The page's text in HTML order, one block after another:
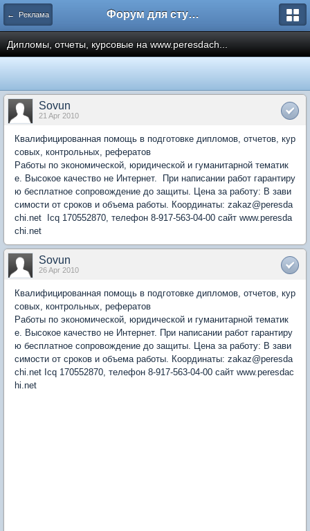
← Реклама Форум для студента СГА
Дипломы, отчеты, курсовые на www.peresdach...
Sovun
21 Apr 2010
Квалифицированная помощь в подготовке дипломов, отчетов, кур
совых, контрольных, рефератов
Работы по экономической, юридической и гуманитарной тематик
е. Высокое качество не Интернет. При написании работ гарантиру
ю бесплатное сопровождение до защиты. Цена за работу: В зави
симости от сроков и объема работы. Координаты: zakaz@peresda
chi.net Icq 170552870, телефон 8-917-563-04-00 сайт www.peresda
chi.net
Sovun
26 Apr 2010
Квалифицированная помощь в подготовке дипломов, отчетов, кур
совых, контрольных, рефератов
Работы по экономической, юридической и гуманитарной тематик
е. Высокое качество не Интернет. При написании работ гарантиру
ю бесплатное сопровождение до защиты. Цена за работу: В зави
симости от сроков и объема работы. Координаты: zakaz@peresda
chi.net Icq 170552870, телефон 8-917-563-04-00 сайт www.peresdac
hi.net